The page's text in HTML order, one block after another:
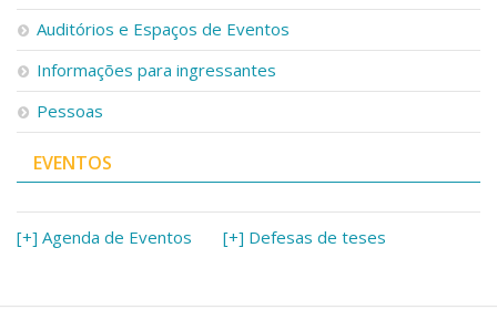
Auditórios e Espaços de Eventos
Informações para ingressantes
Pessoas
EVENTOS
[+] Agenda de Eventos [+] Defesas de teses